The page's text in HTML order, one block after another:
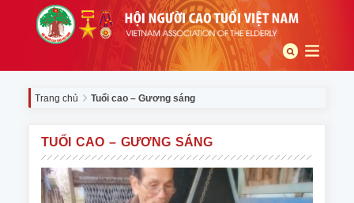
Trang chủ Tuổi cao – Gương sáng
TUỔI CAO – GƯƠNG SÁNG